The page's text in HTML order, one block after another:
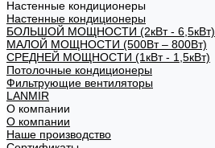
Настенные кондиционеры
Настенные кондиционеры
БОЛЬШОЙ МОЩНОСТИ (2кВт - 6,5кВт)
МАЛОЙ МОЩНОСТИ (500Вт – 800Вт)
СРЕДНЕЙ МОЩНОСТИ (1кВт - 1,5кВт)
Потолочные кондиционеры
Фильтрующие вентиляторы
LANMIR
О компании
О компании
Наше производство